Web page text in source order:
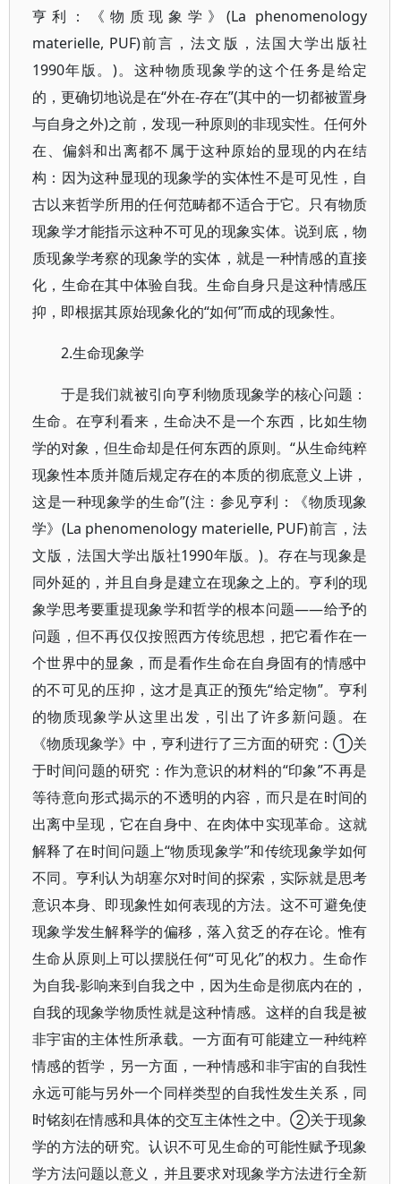
亨利：《物质现象学》(La phenomenology
materielle, PUF)前言，法文版，法国大学出版社
1990年版。)。这种物质现象学的这个任务是给定
的，更确切地说是在“外在-存在”(其中的一切都被置身
与自身之外)之前，发现一种原则的非现实性。任何外
在、偏斜和出离都不属于这种原始的显现的内在结
构：因为这种显现的现象学的实体性不是可见性，自
古以来哲学所用的任何范畴都不适合于它。只有物质
现象学才能指示这种不可见的现象实体。说到底，物
质现象学考察的现象学的实体，就是一种情感的直接
化，生命在其中体验自我。生命自身只是这种情感压
抑，即根据其原始现象化的“如何”而成的现象性。
2.生命现象学
于是我们就被引向亨利物质现象学的核心问题：
生命。在亨利看来，生命决不是一个东西，比如生物
学的对象，但生命却是任何东西的原则。“从生命纯粹
现象性本质并随后规定存在的本质的彻底意义上讲，
这是一种现象学的生命”(注：参见亨利：《物质现象
学》(La phenomenology materielle, PUF)前言，法
文版，法国大学出版社1990年版。)。存在与现象是
同外延的，并且自身是建立在现象之上的。亨利的现
象学思考要重提现象学和哲学的根本问题——给予的
问题，但不再仅仅按照西方传统思想，把它看作在一
个世界中的显象，而是看作生命在自身固有的情感中
的不可见的压抑，这才是真正的预先“给定物”。亨利
的物质现象学从这里出发，引出了许多新问题。在
《物质现象学》中，亨利进行了三方面的研究：①关
于时间问题的研究：作为意识的材料的“印象”不再是
等待意向形式揭示的不透明的内容，而只是在时间的
出离中呈现，它在自身中、在肉体中实现革命。这就
解释了在时间问题上“物质现象学”和传统现象学如何
不同。亨利认为胡塞尔对时间的探索，实际就是思考
意识本身、即现象性如何表现的方法。这不可避免使
现象学发生解释学的偏移，落入贫乏的存在论。惟有
生命从原则上可以摆脱任何“可见化”的权力。生命作
为自我-影响来到自我之中，因为生命是彻底内在的，
自我的现象学物质性就是这种情感。这样的自我是被
非宇宙的主体性所承载。一方面有可能建立一种纯粹
情感的哲学，另一方面，一种情感和非宇宙的自我性
永远可能与另外一个同样类型的自我性发生关系，同
时铭刻在情感和具体的交互主体性之中。②关于现象
学的方法的研究。认识不可见生命的可能性赋予现象
学方法问题以意义，并且要求对现象学方法进行全新